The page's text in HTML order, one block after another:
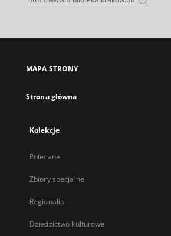
MAPA STRONY
Strona główna
Kolekcje
Polecane
Zbiory specjalne
Regionalia
Dziedzictwo kulturowe